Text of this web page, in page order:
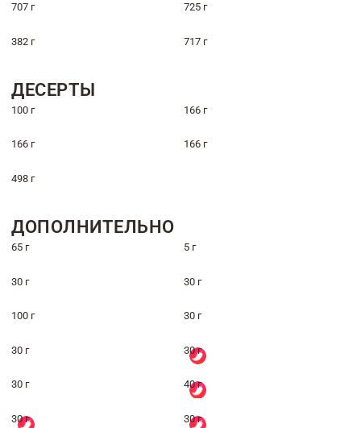
707 г 725 г
382 г 717 г
ДЕСЕРТЫ
100 г 166 г
166 г 166 г
498 г
ДОПОЛНИТЕЛЬНО
65 г 5 г
30 г 30 г
100 г 30 г
30 г 30 г
30 г 40 г
30 г 30 г